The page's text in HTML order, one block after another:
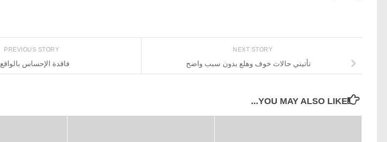
NEXT STORY
تأتيني حالات خوف وهلع بدون سبب واضح
PREVIOUS STORY
فاقدة الإحساس بالواقع
YOU MAY ALSO LIKE...